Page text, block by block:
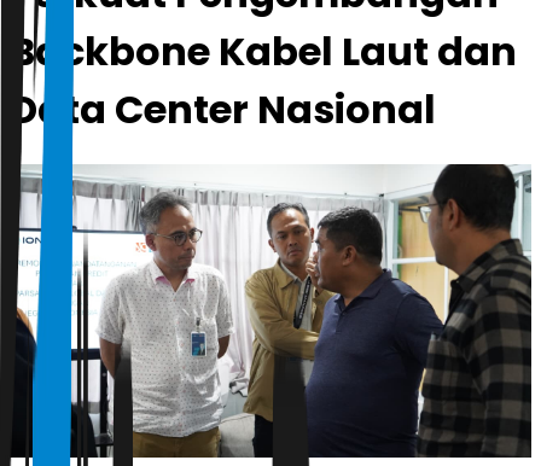
Backbone Kabel Laut dan
Data Center Nasional